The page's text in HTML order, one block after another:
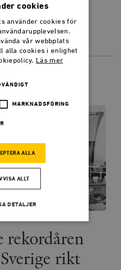
rekordåren
rikt
cookies
använder cookies för
vår webbplats
alla cookies i enlighet
Läs mer
MARKNADSFÖRING
ALLA
ALLT
DETALJER
Analys
Funktioner